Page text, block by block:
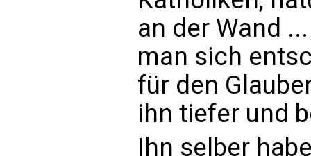
an der Wand
man sich
für den
ihn tiefer und
Ihn selber